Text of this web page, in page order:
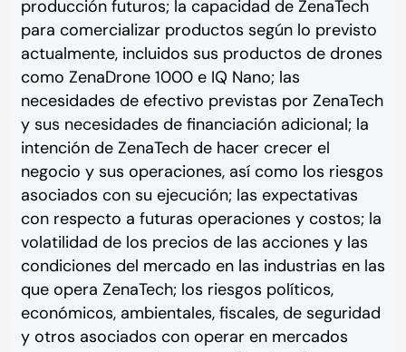
producción futuros; la capacidad de ZenaTech
para comercializar productos según lo previsto
actualmente, incluidos sus productos de drones
como ZenaDrone 1000 e IQ Nano; las
necesidades de efectivo previstas por ZenaTech
y sus necesidades de financiación adicional; la
intención de ZenaTech de hacer crecer el
negocio y sus operaciones, así como los riesgos
asociados con su ejecución; las expectativas
con respecto a futuras operaciones y costos; la
volatilidad de los precios de las acciones y las
condiciones del mercado en las industrias en las
que opera ZenaTech; los riesgos políticos,
económicos, ambientales, fiscales, de seguridad
y otros asociados con operar en mercados